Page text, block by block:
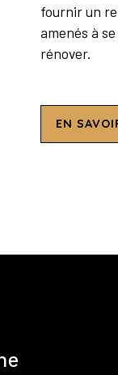
fournir un
amenés à
rénover.
EN